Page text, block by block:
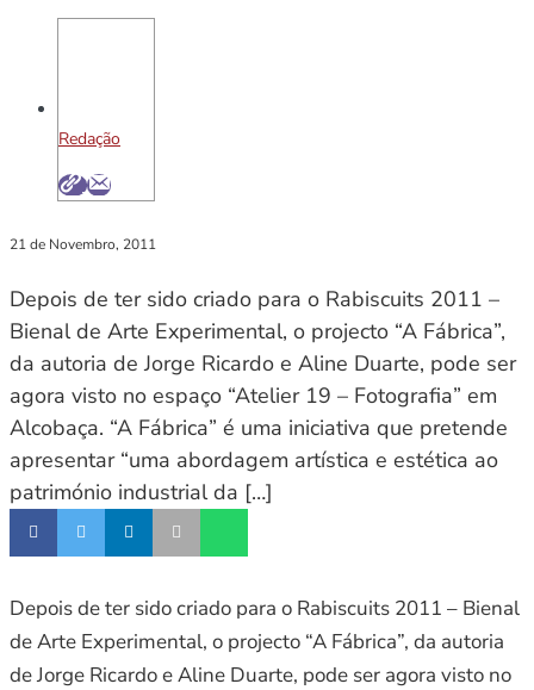
Redação
21 de Novembro, 2011
Depois de ter sido criado para o Rabiscuits 2011 –
Bienal de Arte Experimental, o projecto “A Fábrica”,
da autoria de Jorge Ricardo e Aline Duarte, pode ser
agora visto no espaço “Atelier 19 – Fotografia” em
Alcobaça. “A Fábrica” é uma iniciativa que pretende
apresentar “uma abordagem artística e estética ao
património industrial da […]
Depois de ter sido criado para o Rabiscuits 2011 – Bienal
de Arte Experimental, o projecto “A Fábrica”, da autoria
de Jorge Ricardo e Aline Duarte, pode ser agora visto no